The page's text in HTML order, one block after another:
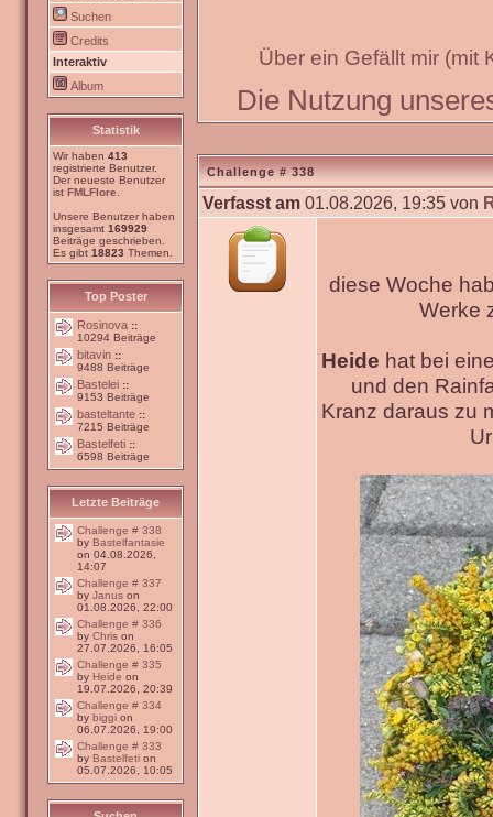
Suchen
Credits
Interaktiv
Album
Statistik
Wir haben 413
registrierte Benutzer.
Der neueste Benutzer
ist FMLFlore
Unsere Benutzer haben
insgesamt 169929
Beiträge geschrieben.
Es gibt 18823 Themen.
Top Poster
Rosinova ::
10294 Beiträge
bitavin ::
9488 Beiträge
Bastelei ::
9153 Beiträge
basteltante ::
7215 Beiträge
Bastelfeti ::
6598 Beiträge
Letzte Beiträge
Challenge # 338
by Bastelfantasie
on 04.08.2026,
14:07
Challenge # 337
by Janus on
01.08.2026, 22:00
Challenge # 336
by Chris on
27.07.2026, 16:05
Challenge # 335
by Heide on
19.07.2026, 20:39
Challenge # 334
by biggi on
06.07.2026, 19:00
Challenge # 333
by Bastelfeti on
05.07.2026, 10:05
Über ein Gefällt mir (mit
Die Nutzung
Challenge # 338
Verfasst am 01.08.2026, 19:35 von
diese Woche
Werke
Heide hat bei
und den
Kranz daraus zu